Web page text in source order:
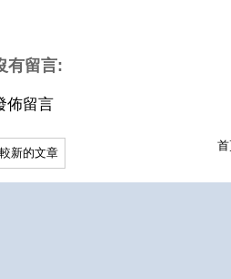
有留言:
佈留言
較新的文章